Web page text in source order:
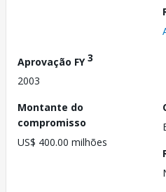
Aprovação FY3
2003
Montante do
compromisso
US$ 400.00 milhões